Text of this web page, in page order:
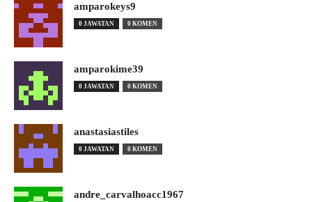
amparokeys9
0 JAWATAN 0 KOMEN
amparokime39
0 JAWATAN 0 KOMEN
anastasiastiles
0 JAWATAN 0 KOMEN
andre_carvalhoacc1967